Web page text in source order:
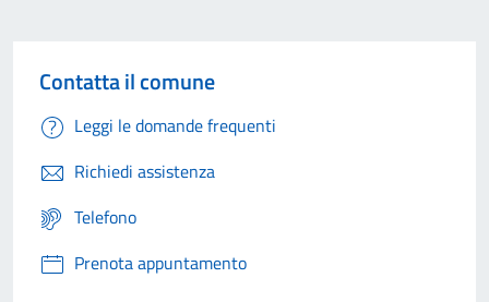
Contatta il comune
Leggi le domande frequenti
Richiedi assistenza
Telefono
Prenota appuntamento